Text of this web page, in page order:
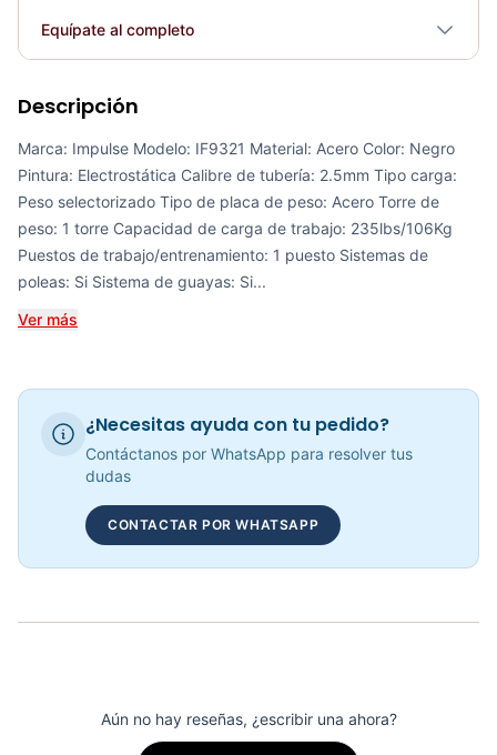
Plegable No
Equípate al completo
COP 8,212,008.00
Polea Alta - Baja IF9322 Impulse - 71876
COP 9,514,957.00
COP 7,629,110.00
Descripción
Marca: Impulse Modelo: IF9321 Material: Acero Color: Negro
Pintura: Electrostática Calibre de tubería: 2.5mm Tipo carga:
Peso selectorizado Tipo de placa de peso: Acero Torre de
peso: 1 torre Capacidad de carga de trabajo: 235lbs/106Kg
Puestos de trabajo/entrenamiento: 1 puesto Sistemas de
poleas: Si Sistema de guayas: Si...
Ver más
¿Necesitas ayuda con tu pedido?
Contáctanos por WhatsApp para resolver tus
dudas
CONTACTAR POR WHATSAPP
Aún no hay reseñas, ¿escribir una ahora?